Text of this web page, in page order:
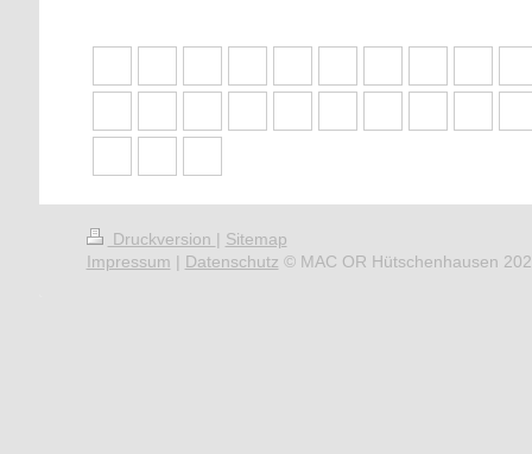
Druckversion | Sitemap
Impressum | Datenschutz © MAC OR Hütschenhausen